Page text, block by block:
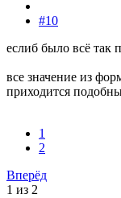
#10
еслиб было всё так
все значение из
приходится
1
2
Вперёд
1 из 2